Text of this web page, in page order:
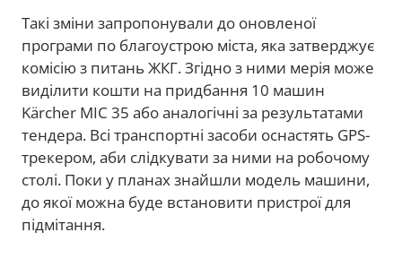
Такі зміни запропонували до оновленої
програми по благоустрою міста, яка затверджує
комісію з питань ЖКГ. Згідно з ними мерія може
виділити кошти на придбання 10 машин
Kärcher MIC 35 або аналогічні за результатами
тендера. Всі транспортні засоби оснастять GPS-
трекером, аби слідкувати за ними на робочому
столі. Поки у планах знайшли модель машини,
до якої можна буде встановити пристрої для
підмітання.